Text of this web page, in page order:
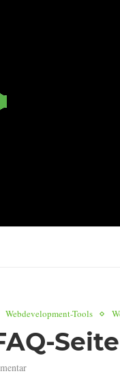
Webdevelopment-Tools